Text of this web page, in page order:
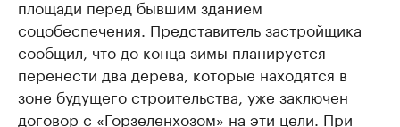
площади перед бывшим зданием
соцобеспечения. Представитель застройщика
сообщил, что до конца зимы планируется
перенести два дерева, которые находятся в
зоне будущего строительства, уже заключен
договор с «Горзеленхозом» на эти цели. При